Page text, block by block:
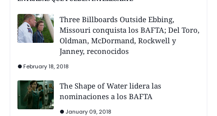
Three Billboards Outside Ebbing,
Missouri conquista los BAFTA; Del Toro,
Oldman, McDormand, Rockwell y
Janney, reconocidos
February 18, 2018
The Shape of Water lidera las
nominaciones a los BAFTA
January 09, 2018